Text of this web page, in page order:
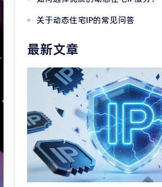
关于动态住宅IP的常见问答
最新文章